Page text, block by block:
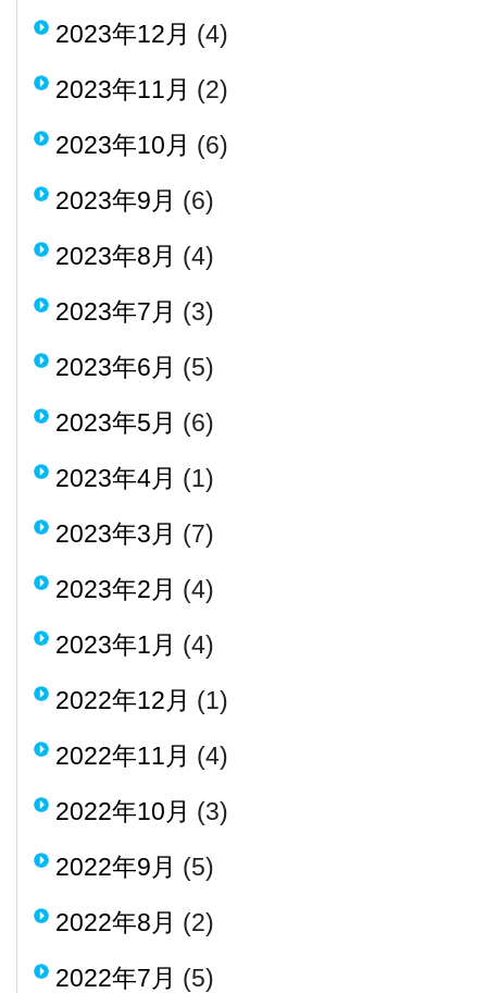
2023年12月 (4)
2023年11月 (2)
2023年10月 (6)
2023年9月 (6)
2023年8月 (4)
2023年7月 (3)
2023年6月 (5)
2023年5月 (6)
2023年4月 (1)
2023年3月 (7)
2023年2月 (4)
2023年1月 (4)
2022年12月 (1)
2022年11月 (4)
2022年10月 (3)
2022年9月 (5)
2022年8月 (2)
2022年7月 (5)